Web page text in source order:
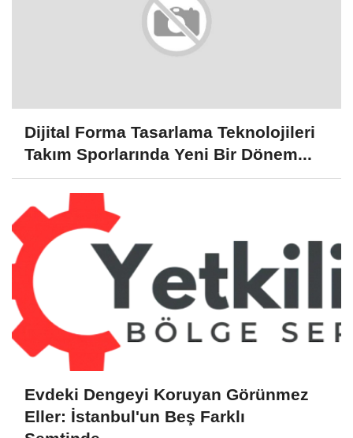
Dijital Forma Tasarlama Teknolojileri
Takım Sporlarında Yeni Bir Dönem...
Evdeki Dengeyi Koruyan Görünmez
Eller: İstanbul'un Beş Farklı